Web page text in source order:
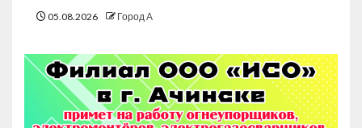
05.08.2026 Город А